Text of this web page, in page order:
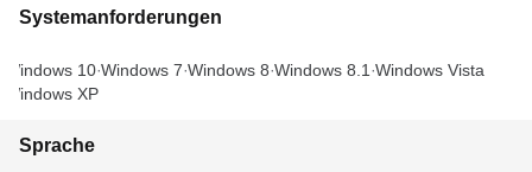
Systemanforderungen
Windows 10 Windows 7 Windows 8 Windows 8.1 Windows Vista
Windows XP
Sprache